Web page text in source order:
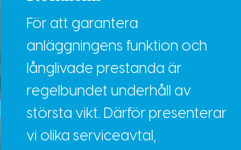
För att garantera
anläggningens funktion och
långlivade prestanda är
regelbundet underhåll av
största vikt. Därför presenterar
vi olika serviceavtal,